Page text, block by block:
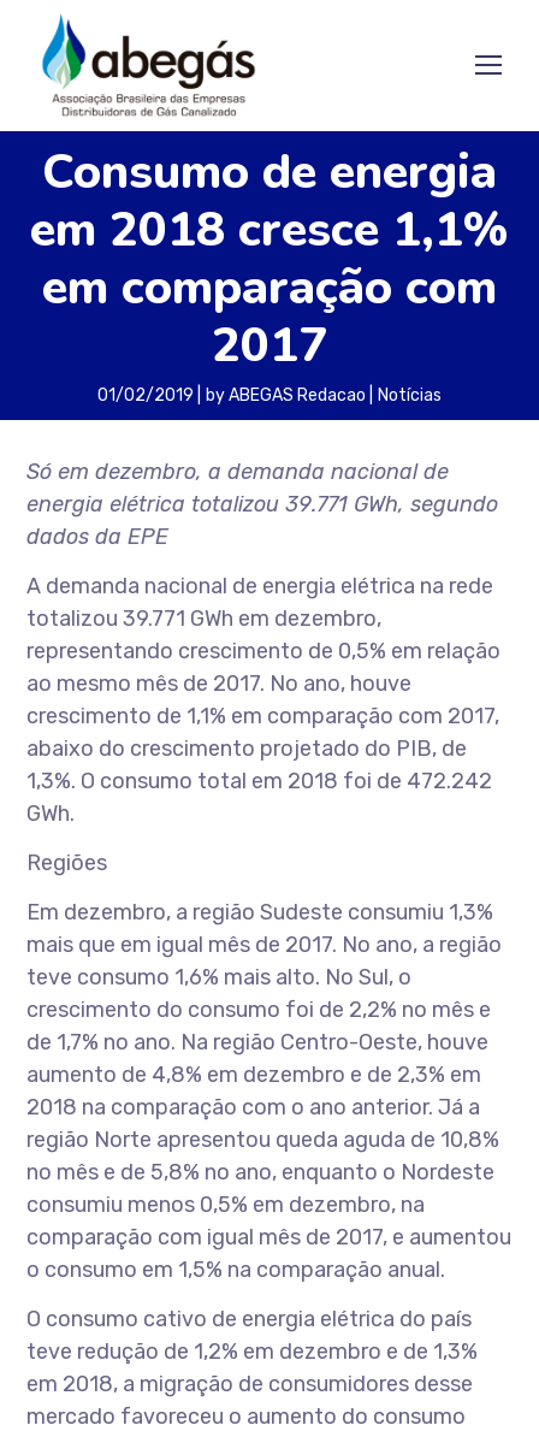
Consumo de energia
em 2018 cresce 1,1%
em comparação com
2017
01/02/2019 byABEGAS Redacao Notícias
Só em dezembro, a demanda nacional de
energia elétrica totalizou 39.771 GWh, segundo
dados da EPE
A demanda nacional de energia elétrica na rede
totalizou 39.771 GWh em dezembro,
representando crescimento de 0,5% em relação
ao mesmo mês de 2017. No ano, houve
crescimento de 1,1% em comparação com 2017,
abaixo do crescimento projetado do PIB, de
1,3%. O consumo total em 2018 foi de 472.242
GWh.
Regiões
Em dezembro, a região Sudeste consumiu 1,3%
mais que em igual mês de 2017. No ano, a região
teve consumo 1,6% mais alto. No Sul, o
crescimento do consumo foi de 2,2% no mês e
de 1,7% no ano. Na região Centro-Oeste, houve
aumento de 4,8% em dezembro e de 2,3% em
2018 na comparação com o ano anterior. Já a
região Norte apresentou queda aguda de 10,8%
no mês e de 5,8% no ano, enquanto o Nordeste
consumiu menos 0,5% em dezembro, na
comparação com igual mês de 2017, e aumentou
o consumo em 1,5% na comparação anual.
O consumo cativo de energia elétrica do país
teve redução de 1,2% em dezembro e de 1,3%
em 2018, a migração de consumidores desse
mercado favoreceu o aumento do consumo